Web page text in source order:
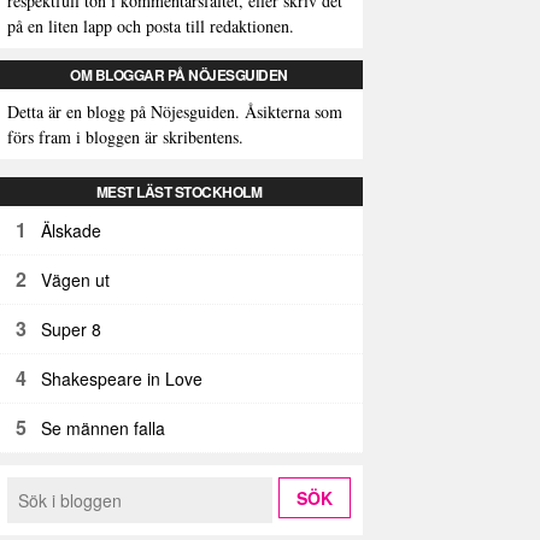
på en liten lapp och posta till redaktionen.
OM BLOGGAR PÅ NÖJESGUIDEN
Detta är en blogg på Nöjesguiden. Åsikterna som
förs fram i bloggen är skribentens.
MEST LÄST STOCKHOLM
1 Älskade
2 Vägen ut
3 Super 8
4 Shakespeare in Love
5 Se männen falla